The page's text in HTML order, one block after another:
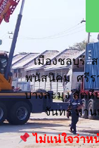
เมืองชลบุรี
พนัสนิคม ศรี
บางละมุง สัต
จันทร์ พาน
ไม่แน่ใจว่าห